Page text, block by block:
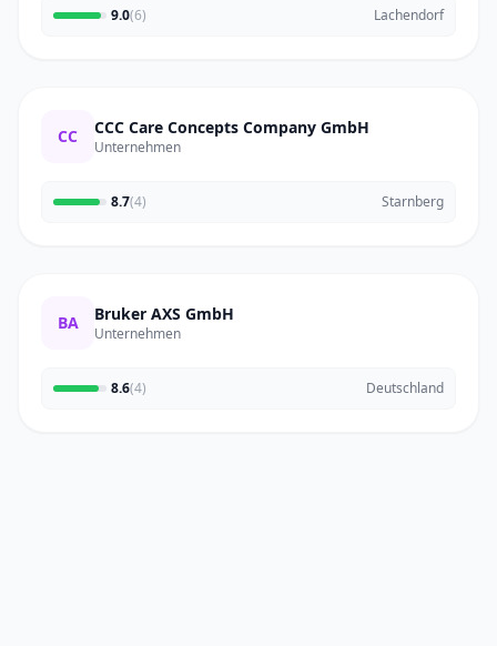
9.0(6) Lachendorf
CC CCC Care Concepts Company GmbH
Unternehmen
8.7(4) Starnberg
BA Bruker AXS GmbH
Unternehmen
8.6(4) Deutschland